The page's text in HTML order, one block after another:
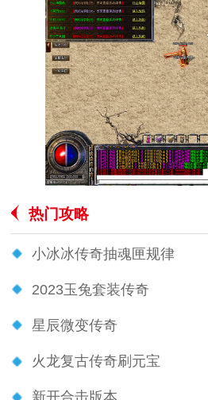
热门攻略
小冰冰传奇抽魂匣规律
2023玉兔套装传奇
星辰微变传奇
火龙复古传奇刷元宝